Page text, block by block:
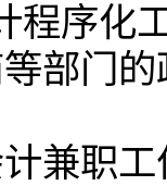
程序化
部门
兼职